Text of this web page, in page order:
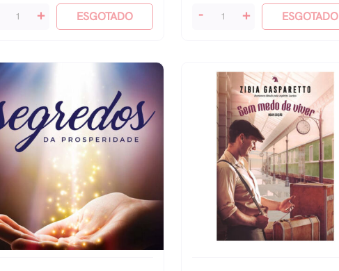
+ ESGOTADO
Pelos
quantidade
- + ESGOTADO